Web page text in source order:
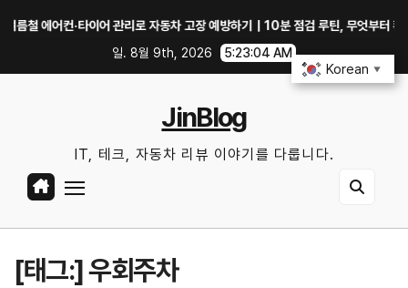
에어컨·타이어 관리로 자동차 고장 예방하기｜10분 점검 루틴, 무엇부터 확인할까
일. 8월 9th, 2026
5:23:05 AM
JinBlog
IT, 테크, 자동차 리뷰 이야기를 다룹니다.
[태그:]우회주차
Korean ▼